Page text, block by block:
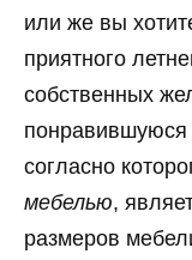
или же вы
приятного
собственных
согласно
мебелью,
размеров